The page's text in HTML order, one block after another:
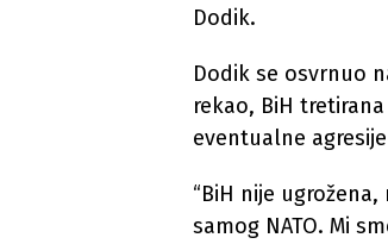
Dodik.
Dodik se osvrnuo
rekao, BiH
eventualne
“BiH nije
samog NATO. Mi